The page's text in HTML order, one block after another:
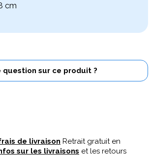
cm
question sur ce produit ?
de livraison Retrait gratuit en
sur les livraisons et les retours